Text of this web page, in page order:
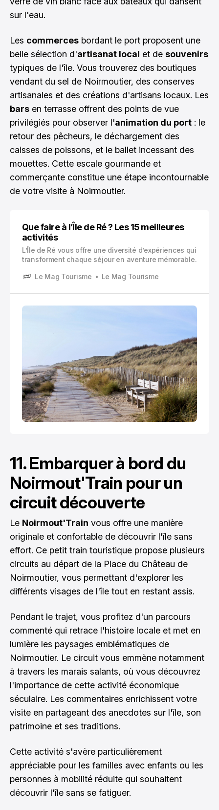
sur l'eau.
Les commerces bordant le port proposent une
belle sélection d'artisanat local et de souvenirs
typiques de l'île. Vous trouverez des boutiques
vendant du sel de Noirmoutier, des conserves
artisanales et des créations d'artisans locaux. Les
bars en terrasse offrent des points de vue
privilégiés pour observer l'animation du port : le
retour des pêcheurs, le déchargement des
caisses de poissons, et le ballet incessant des
mouettes. Cette escale gourmande et
commerçante constitue une étape incontournable
de votre visite à Noirmoutier.
Que faire à l’Île de Ré ? Les 15 meilleures
activités
L’Île de Ré vous offre une diversité d’expériences qui
transforment chaque séjour en aventure mémorable.
Le Mag Tourisme Le Mag Tourisme
11. Embarquer à bord du
Noirmout'Train pour un
circuit découverte
Le Noirmout'Train vous offre une manière
originale et confortable de découvrir l'île sans
effort. Ce petit train touristique propose plusieurs
circuits au départ de la Place du Château de
Noirmoutier, vous permettant d'explorer les
différents visages de l'île tout en restant assis.
Pendant le trajet, vous profitez d'un parcours
commenté qui retrace l'histoire locale et met en
lumière les paysages emblématiques de
Noirmoutier. Le circuit vous emmène notamment
à travers les marais salants, où vous découvrez
l'importance de cette activité économique
séculaire. Les commentaires enrichissent votre
visite en partageant des anecdotes sur l'île, son
patrimoine et ses traditions.
Cette activité s'avère particulièrement
appréciable pour les familles avec enfants ou les
personnes à mobilité réduite qui souhaitent
découvrir l'île sans se fatiguer.